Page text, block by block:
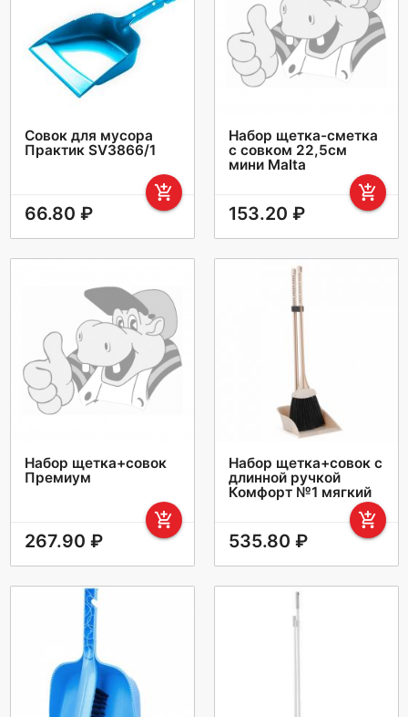
Совок для мусора
Практик SV3866/1
add_shopping_cart
66.80 ₽
Набор щетка-сметка
с совком 22,5см
мини Malta
add_shopping_cart
153.20 ₽
Набор щетка+совок
Премиум
add_shopping_cart
267.90 ₽
Набор щетка+совок с
длинной ручкой
Комфорт №1 мягкий
add_shopping_cart
535.80 ₽